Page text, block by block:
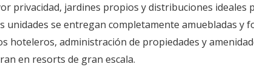
privacidad, jardines propios y distribuciones ideales
unidades se entregan completamente amuebladas y
hoteleros, administración de propiedades y
en resorts de gran escala.